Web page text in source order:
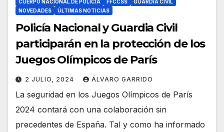
CUERPO NACIONAL DE POLICÍA FFCCSS
GUARDIA CIVIL
NOVEDADES
ÚLTIMAS NOTICIAS
Policía Nacional y Guardia Civil
participarán en la protección de los
Juegos Olímpicos de París
2 JULIO, 2024 ÁLVARO GARRIDO
La seguridad en los Juegos Olímpicos de París
2024 contará con una colaboración sin
precedentes de España. Tal y como ha informado